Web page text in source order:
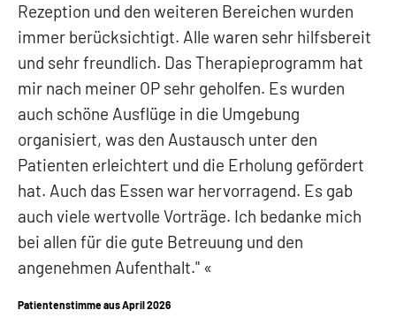
Rezeption und den weiteren Bereichen wurden
immer berücksichtigt. Alle waren sehr hilfsbereit
und sehr freundlich. Das Therapieprogramm hat
mir nach meiner OP sehr geholfen. Es wurden
auch schöne Ausflüge in die Umgebung
organisiert, was den Austausch unter den
Patienten erleichtert und die Erholung gefördert
hat. Auch das Essen war hervorragend. Es gab
auch viele wertvolle Vorträge. Ich bedanke mich
bei allen für die gute Betreuung und den
angenehmen Aufenthalt."
Patientenstimme aus April 2026